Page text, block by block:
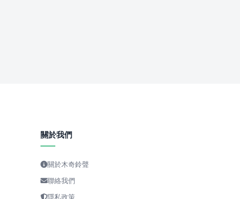
關於我們
關於木奇鈴聲
聯絡我們
隱私政策